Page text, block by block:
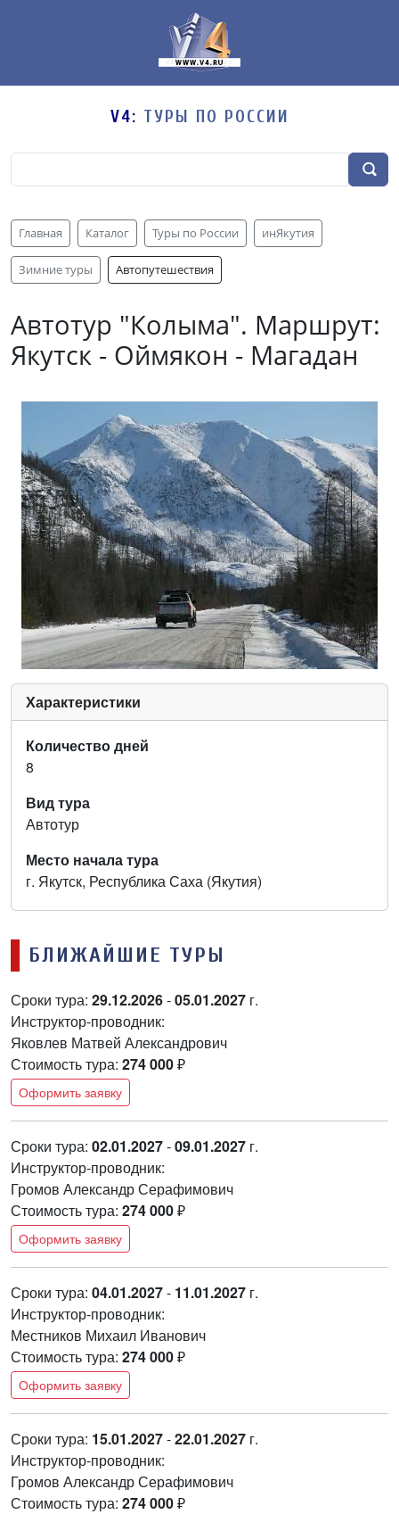
V4: ТУРЫ ПО РОССИИ
Главная Каталог Туры по России инЯкутия
Зимние туры Автопутешествия
Автотур "Колыма". Маршрут:
Якутск - Оймякон - Магадан
Характеристики
Количество дней
8
Вид тура
Автотур
Место начала тура
г. Якутск, Республика Саха (Якутия)
БЛИЖАЙШИЕ ТУРЫ
Сроки тура: 29.12.2026-05.01.2027 г.
Инструктор-проводник:
Яковлев Матвей Александрович
Стоимость тура: 274 000₽
Оформить заявку
Сроки тура: 02.01.2027-09.01.2027 г.
Инструктор-проводник:
Громов Александр Серафимович
Стоимость тура: 274 000₽
Оформить заявку
Сроки тура: 04.01.2027- 11.01.2027 г.
Инструктор-проводник:
Местников Михаил Иванович
Стоимость тура: 274 000₽
Оформить заявку
Сроки тура: 15.01.2027-22.01.2027 г.
Инструктор-проводник:
Громов Александр Серафимович
Стоимость тура: 274 000₽